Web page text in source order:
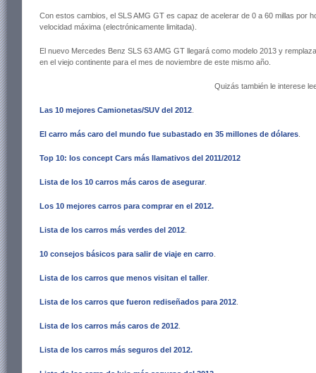
Con estos cambios, el SLS AMG GT es capaz de acelerar de 0 a 60 millas por
velocidad máxima (electrónicamente limitada).
El nuevo Mercedes Benz SLS 63 AMG GT llegará como modelo 2013 y
en el viejo continente para el mes de noviembre de este mismo año.
Quizás también le interese
Las 10 mejores Camionetas/SUV del 2012
El carro más caro del mundo fue subastado en 35 millones de dólares
Top 10: los concept Cars más llamativos del 2011/2012
Lista de los 10 carros más caros de asegurar
Los 10 mejores carros para comprar en el 2012.
Lista de los carros más verdes del 2012
10 consejos básicos para salir de viaje en carro
Lista de los carros que menos visitan el taller
Lista de los carros que fueron rediseñados para 2012
Lista de los carros más caros de 2012
Lista de los carros más seguros del 2012.